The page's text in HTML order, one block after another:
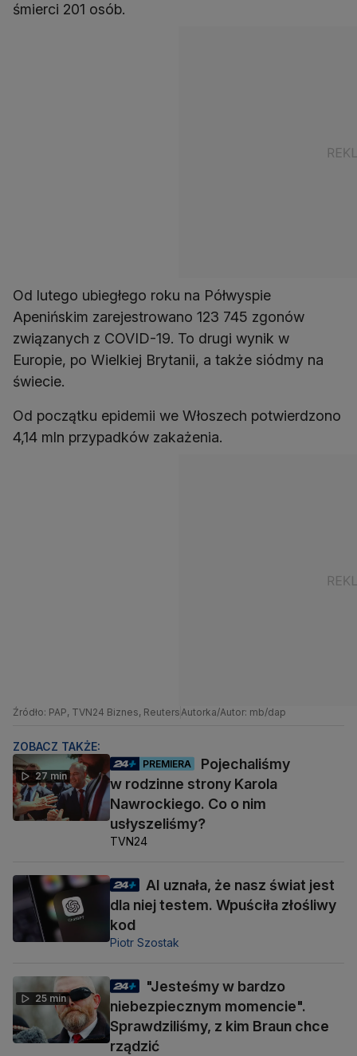
śmierci 201 osób.
Od lutego ubiegłego roku na Półwyspie
Apenińskim zarejestrowano 123 745 zgonów
związanych z COVID-19. To drugi wynik w
Europie, po Wielkiej Brytanii, a także siódmy na
świecie.
Od początku epidemii we Włoszech potwierdzono
4,14 mln przypadków zakażenia.
Źródło: PAP, TVN24 Biznes, ReutersAutorka/Autor: mb/dap
ZOBACZ TAKŻE:
27 min
PREMIERA
Pojechaliśmy
w rodzinne strony Karola
Nawrockiego. Co o nim
usłyszeliśmy?
TVN24
AI uznała, że nasz świat jest
dla niej testem. Wpuściła złośliwy
kod
Piotr Szostak
25 min
"Jesteśmy w bardzo
niebezpiecznym momencie".
Sprawdziliśmy, z kim Braun chce
rządzić